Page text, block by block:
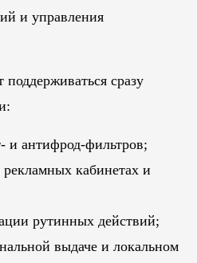
и управления
поддерживаться сразу
и антифрод-фильтров;
кабинетах и
рутинных действий;
выдаче и локальном